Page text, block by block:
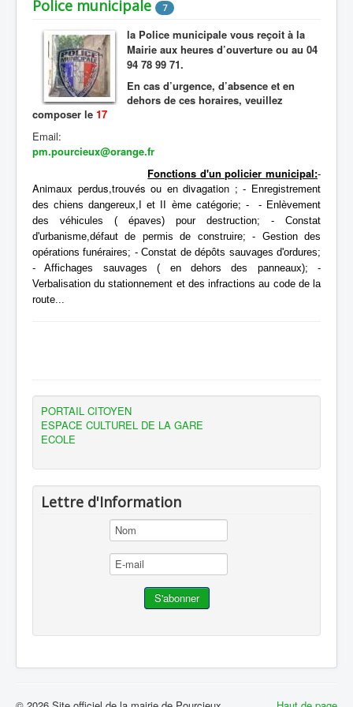
Police municipale 7
la Police municipale vous reçoit à la
Mairie aux heures d’ouverture ou au 04
94 78 99 71.
En cas d’urgence, d’absence et en
dehors de ces horaires, veuillez
composer le 17
Email:
pm.pourcieux@orange.fr
Fonctions d'un policier municipal:-
Animaux perdus,trouvés ou en divagation ; - Enregistrement
des chiens dangereux,I et II ème catégorie; -
- Enlèvement
des véhicules ( épaves) pour destruction; - Constat
d'urbanisme,défaut de permis de construire;
- Gestion des
opérations funéraires; - Constat de dépôts sauvages d'ordures;
- Affichages sauvages ( en dehors des panneaux);
-
Verbalisation du stationnement et des infractions au code de la
route...
PORTAIL CITOYEN
ESPACE CULTUREL DE LA GARE
ECOLE
Lettre d'Information